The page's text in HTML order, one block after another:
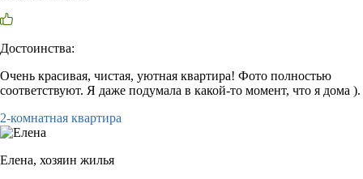
Достоинства:
Очень красивая, чистая, уютная квартира! Фото полностью
соответствуют. Я даже подумала в какой-то момент, что я дома ).
2-комнатная квартира
Елена, хозяин жилья